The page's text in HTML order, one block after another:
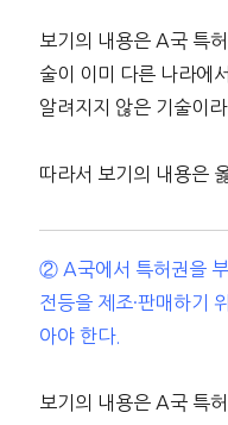
보기의 내용은 A국 특
술이 이미 다른 나라에
알려지지 않은 기술이
따라서 보기의 내용은
② A국에서 특허권을
전등을 제조·판매하기
아야 한다.
보기의 내용은 A국 특